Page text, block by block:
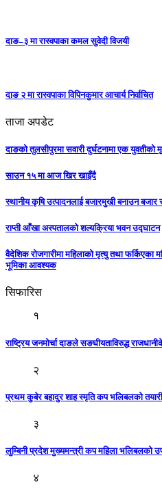
दाङ–३ मा रास्वपाका कमल सुवेदी विजयी
दाङ २ मा रास्वपाका विपिनकुमार आचार्य निर्वाचित
ताजा अपडेट
दाङको तुलसीपुरमा सवारी दुर्घटनामा एक युवतीको
साउन १५ मा आज खिर खाइँदै
स्थानीय कृषि उत्पादनलाई बजारमुखी बनाउन
राप्ती आँखा अस्पतालको शल्यक्रिया भवन उद्घाटन
वैदेशिक रोजगारीमा महिलाको मृत्यु तथा फर्किएका
भूमिका आवश्यक
सिफारिस
१
राष्ट्रिय जनमोर्चा दाङले सङघीयताविरुद्ध
२
प्रथम कुबेर बहादुर शाह स्मृति कप भलिबलको तयारी
३
लुम्बिनी प्रदेश मुख्यमन्त्री कप महिला भलिबलकाे
४